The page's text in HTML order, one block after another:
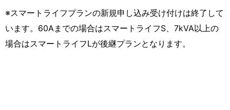
※スマートライフプランの新規申し込み受け付けは終了して
います。60Aまでの場合はスマートライフS、7kVA以上の
場合はスマートライフLが後継プランとなります。